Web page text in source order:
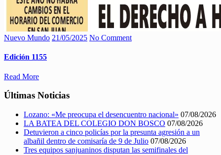
Nuevo Mundo 21/05/2025 No Comment
Edición 1155
Read More
Últimas Noticias
Lozano: «Me preocupa el desencuentro nacional» 07/08/2026
LA BATEA DEL COLEGIO DON BOSCO 07/08/2026
Detuvieron a cinco policías por la presunta agresión a un
albañil dentro de comisaría de 9 de Julio 07/08/2026
Tres equipos sanjuaninos disputan las semifinales del